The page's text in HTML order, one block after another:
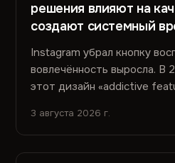
решения влияют на
создают системный
Instagram убрал кнопку
вовлечённость выросла. В
этот дизайн «addictive
и что с этим делать.
3 августа 2026 г.